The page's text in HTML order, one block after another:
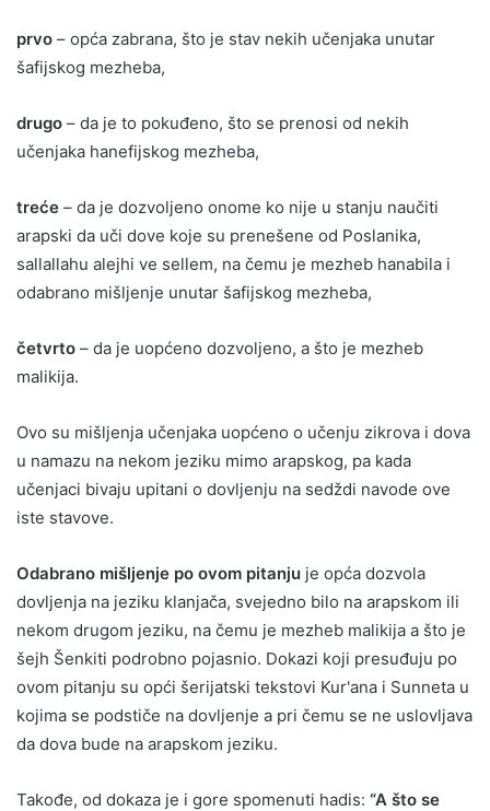
prvo – opća zabrana, što je stav nekih učenjaka unutar
šafijskog mezheba,
drugo – da je to pokuđeno, što se prenosi od nekih
učenjaka hanefijskog mezheba,
treće – da je dozvoljeno onome ko nije u stanju naučiti
arapski da uči dove koje su prenešene od Poslanika,
sallallahu alejhi ve sellem, na čemu je mezheb hanabila i
odabrano mišljenje unutar šafijskog mezheba,
četvrto – da je uopćeno dozvoljeno, a što je mezheb
malikija.
Ovo su mišljenja učenjaka uopćeno o učenju zikrova i dova
u namazu na nekom jeziku mimo arapskog, pa kada
učenjaci bivaju upitani o dovljenju na sedždi navode ove
iste stavove.
Odabrano mišljenje po ovom pitanju je opća dozvola
dovljenja na jeziku klanjača, svejedno bilo na arapskom ili
nekom drugom jeziku, na čemu je mezheb malikija a što je
šejh Šenkiti podrobno pojasnio. Dokazi koji presuđuju po
ovom pitanju su opći šerijatski tekstovi Kur'ana i Sunneta u
kojima se podstiče na dovljenje a pri čemu se ne uslovljava
da dova bude na arapskom jeziku.
Takođe, od dokaza je i gore spomenuti hadis: “A što se